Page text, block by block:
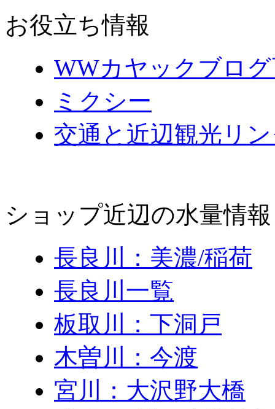
お役立ち情報
WWカヤックブロ
ミクシー
交通と近辺観光リ
ショップ近辺の水量情
長良川：美濃/稲荷
長良川一覧
板取川：下洞戸
木曽川：今渡
宮川：大沢野大橋